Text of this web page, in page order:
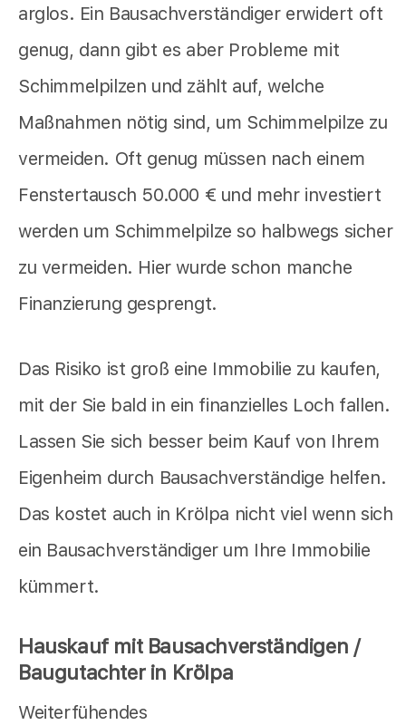
arglos. Ein Bausachverständiger erwidert oft
genug, dann gibt es aber Probleme mit
Schimmelpilzen und zählt auf, welche
Maßnahmen nötig sind, um Schimmelpilze zu
vermeiden. Oft genug müssen nach einem
Fenstertausch 50.000 € und mehr investiert
werden um Schimmelpilze so halbwegs sicher
zu vermeiden. Hier wurde schon manche
Finanzierung gesprengt.
Das Risiko ist groß eine Immobilie zu kaufen,
mit der Sie bald in ein finanzielles Loch fallen.
Lassen Sie sich besser beim Kauf von Ihrem
Eigenheim durch Bausachverständige helfen.
Das kostet auch in Krölpa nicht viel wenn sich
ein Bausachverständiger um Ihre Immobilie
kümmert.
Hauskauf mit Bausachverständigen /
Baugutachter in Krölpa
Weiterfühendes